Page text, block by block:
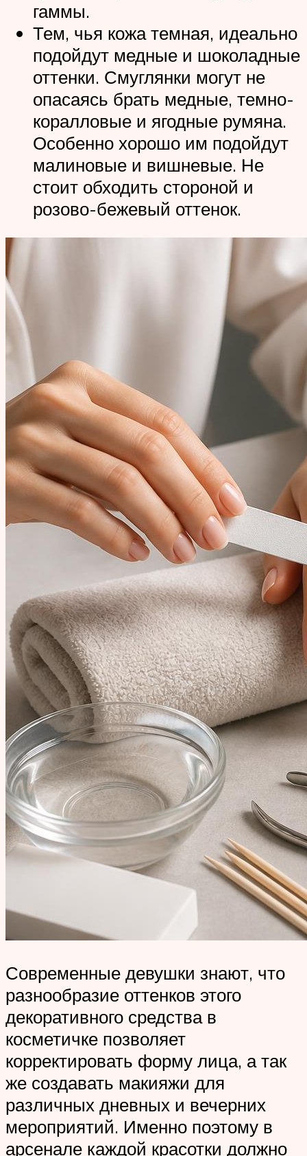
гаммы.
Тем, чья кожа темная, идеально
подойдут медные и шоколадные
оттенки. Смуглянки могут не
опасаясь брать медные, темно-
коралловые и ягодные румяна.
Особенно хорошо им подойдут
малиновые и вишневые. Не
стоит обходить стороной и
розово-бежевый оттенок.
Современные девушки знают, что
разнообразие оттенков этого
декоративного средства в
косметичке позволяет
корректировать форму лица, а так
же создавать макияжи для
различных дневных и вечерних
мероприятий. Именно поэтому в
арсенале каждой красотки должно